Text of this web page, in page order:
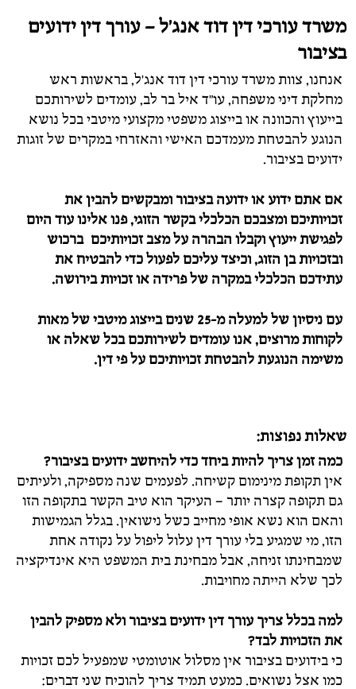
משרד עורכי דין דוד אנג'ל – עורך דין ידועים
בציבור
אנחנו, צוות משרד עורכי דין דוד אנג'ל, בראשות ראש
מחלקת דיני משפחה, עו"ד איל בר לב, עומדים לשירותכם
בייעוץ והכוונה או בייצוג משפטי מקצועי מיטבי בכל נושא
הנוגע להבטחת מעמדכם האישי והאזרחי במקרים של זוגות
ידועים בציבור.
אם אתם ידוע או ידועה בציבור ומבקשים להבין את
זכויותיכם ומצבכם הכלכלי בקשר הזוגי, פנו אלינו עוד היום
לפגישת ייעוץ וקבלו הבהרה על מצב זכויותיכם ברכוש
ובזכויות בן הזוג, וכיצד עליכם לפעול כדי להבטיח את
עתידכם הכלכלי במקרה של פרידה או זכויות בירושה.
עם ניסיון של למעלה מ-25 שנים בייצוג מיטבי של מאות
לקוחות מרוצים, אנו עומדים לשירותכם בכל שאלה או
משימה הנוגעת להבטחת זכויותיכם על פי דין.
שאלות נפוצות:
כמה זמן צריך להיות ביחד כדי להיחשב ידועים בציבור?
אין תקופת מינימום קשיחה. לפעמים שנה מספיקה, ולעיתים
גם תקופה קצרה יותר – העיקר הוא טיב הקשר בתקופה הזו
והאם הוא נשא אופי מחייב כשל נישואין. בגלל הגמישות
הזו, מי שמגיע בלי עורך דין עלול ליפול על נקודה אחת
שמבחינתו זניחה, אבל מבחינת בית המשפט היא אינדיקציה
לכך שלא הייתה מחויבות.
למה בכלל צריך עורך דין ידועים בציבור ולא מספיק להבין
את הזכויות לבד?
כי בידועים בציבור אין מסלול אוטומטי שמפעיל לכם זכויות
כמו אצל נשואים. כמעט תמיד צריך להוכיח שני דברים: